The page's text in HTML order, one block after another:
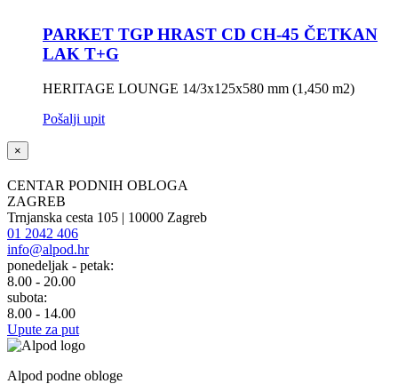
PARKET TGP HRAST CD CH-45 ČETKAN
LAK T+G
HERITAGE LOUNGE 14/3x125x580 mm (1,450 m2)
Pošalji upit
×
CENTAR PODNIH OBLOGA
ZAGREB
Trnjanska cesta 105 | 10000 Zagreb
01 2042 406
info@alpod.hr
ponedeljak - petak:
8.00 - 20.00
subota:
8.00 - 14.00
Upute za put
Alpod podne obloge